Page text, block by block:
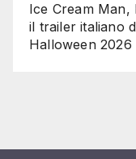
Ice Cream Man,
il trailer italiano
Halloween 2026